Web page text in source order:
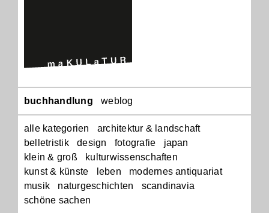
Navigation
buchhandlung weblog
alle kategorien
architektur & landschaft
belletristik
design fotografie
japan
klein & groß
kulturwissenschaften
kunst & künste
leben
modernes antiquariat
musik
naturgeschichten
scandinavia
schöne sachen